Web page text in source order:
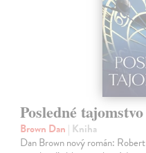
Posledné tajomstvo
Brown Dan | Kniha
Dan Brown nový román: